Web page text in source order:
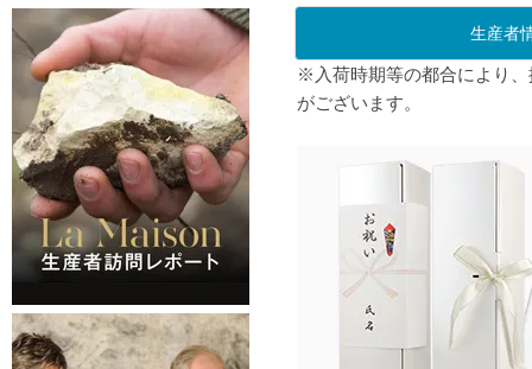
生産者
※入荷時期等の都合により
がございます。